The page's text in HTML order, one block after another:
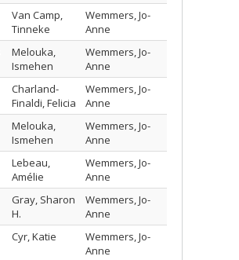
Van Camp,
Tinneke
Wemmers, Jo-
Anne
Melouka,
Ismehen
Wemmers, Jo-
Anne
Charland-
Finaldi, Felicia
Wemmers, Jo-
Anne
Melouka,
Ismehen
Wemmers, Jo-
Anne
Lebeau,
Amélie
Wemmers, Jo-
Anne
Gray, Sharon
H.
Wemmers, Jo-
Anne
Cyr, Katie
Wemmers, Jo-
Anne